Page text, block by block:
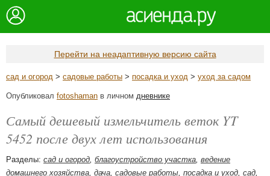
Перейти на неадаптивную версию сайта
сад и огород > садовые работы > посадка и уход > уход за садом
Опубликовал fotoshaman в личном дневнике
Самый дешевый измельчитель веток YT
5452 после двух лет использования
Разделы: сад и огород, благоустройство участка, ведение
домашнего хозяйства, дача, садовые работы, посадка и уход, сад,